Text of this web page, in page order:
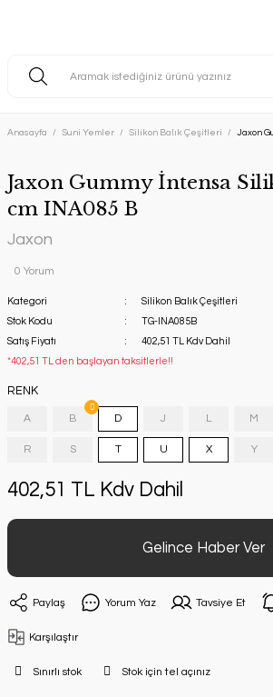
Anasayfa Suni Yemler Silikon Balık Çeşitleri Jaxon
Jaxon Gummy İntensa
cm INA085 B
Jaxon
0 Yorum
Kategori
Silikon Balık Çeşitleri
Stok Kodu
TG-INA085B
Satış Fiyatı
402,51 TL Kdv Dahil
*402,51 TL den başlayan taksitlerle!!
RENK
A B D J L M
R S T U X Y
402,51 TL Kdv Dahil
Gelince Haber Ver
Paylaş Yorum Yaz Tavsiye Et
Karşılaştır
Sınırlı stok Stok için tel açınız